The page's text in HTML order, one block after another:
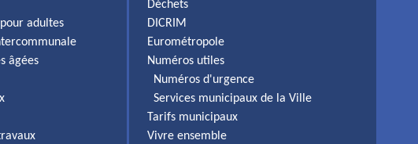
adultes
âgées
Déchets
DICRIM
Eurométropole
Numéros utiles
Numéros d'urgence
Services municipaux de la Ville
Tarifs municipaux
Vivre ensemble